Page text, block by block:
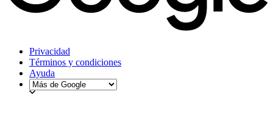
Privacidad
Términos y condiciones
Ayuda